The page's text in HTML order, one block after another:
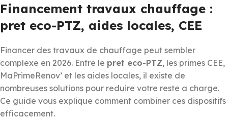
Financement travaux chauffage :
pret eco-PTZ, aides locales, CEE
Financer des travaux de chauffage peut sembler
complexe en 2026. Entre le pret eco-PTZ, les primes CEE,
MaPrimeRenov’ et les aides locales, il existe de
nombreuses solutions pour reduire votre reste a charge.
Ce guide vous explique comment combiner ces dispositifs
efficacement.